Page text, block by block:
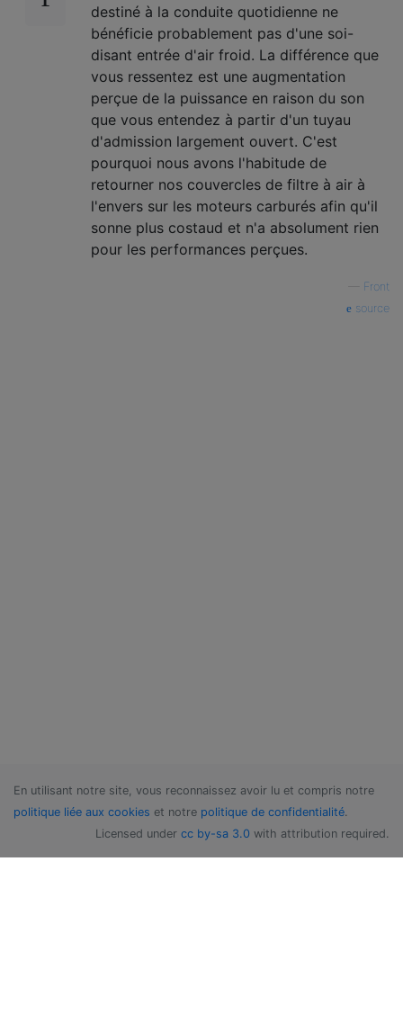
destiné à la conduite quotidienne ne
bénéficie probablement pas d'une soi-
disant entrée d'air froid. La différence que
vous ressentez est une augmentation
perçue de la puissance en raison du son
que vous entendez à partir d'un tuyau
d'admission largement ouvert. C'est
pourquoi nous avons l'habitude de
retourner nos couvercles de filtre à air à
l'envers sur les moteurs carburés afin qu'il
sonne plus costaud et n'a absolument rien
pour les performances perçues.
Front
source
En utilisant notre site, vous reconnaissez avoir lu et compris notre
politique liée aux cookies et notre politique de confidentialité.
Licensed under cc by-sa 3.0 with attribution required.